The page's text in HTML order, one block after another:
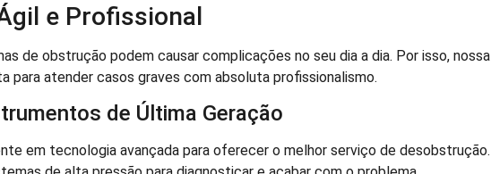
e Profissional
de obstrução podem causar complicações no seu dia a dia. Por isso, nossa
para atender casos graves com absoluta profissionalismo.
de Última Geração
em tecnologia avançada para oferecer o melhor serviço de desobstrução.